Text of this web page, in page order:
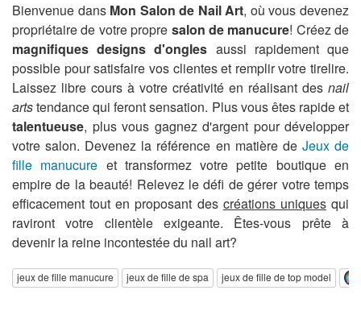
Bienvenue dans Mon Salon de Nail Art, où vous devenez
propriétaire de votre propre salon de manucure! Créez de
magnifiques designs d'ongles aussi rapidement que
possible pour satisfaire vos clientes et remplir votre tirelire.
Laissez libre cours à votre créativité en réalisant des nail
artstendance qui feront sensation. Plus vous êtes rapide et
talentueuse, plus vous gagnez d'argent pour développer
votre salon. Devenez la référence en matière de Jeux de
fille manucure et transformez votre petite boutique en
empire de la beauté! Relevez le défi de gérer votre temps
efficacement tout en proposant des créations uniquesqui
raviront votre clientèle exigeante. Êtes-vous prête à
devenir la reine incontestée du nail art?
jeux de fille manucure jeux de fille de spa jeux de fille de top model